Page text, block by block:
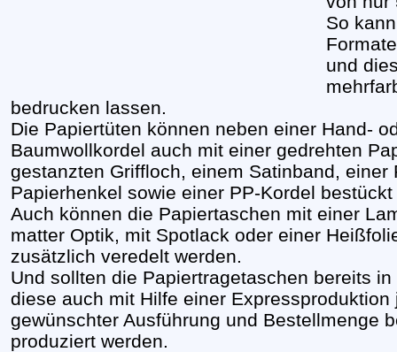
So
und
bedrucken lassen.
Die Papiertüten können neben einer Hand-
Baumwollkordel auch mit einer gedrehten
gestanzten Griffloch, einem Satinband,
Papierhenkel sowie einer PP-Kordel
Auch können die Papiertaschen mit einer
matter Optik, mit Spotlack oder einer
zusätzlich veredelt werden.
Und sollten die Papiertragetaschen bereits
diese auch mit Hilfe einer Expressproduktion
gewünschter Ausführung und Bestellmenge
produziert werden.